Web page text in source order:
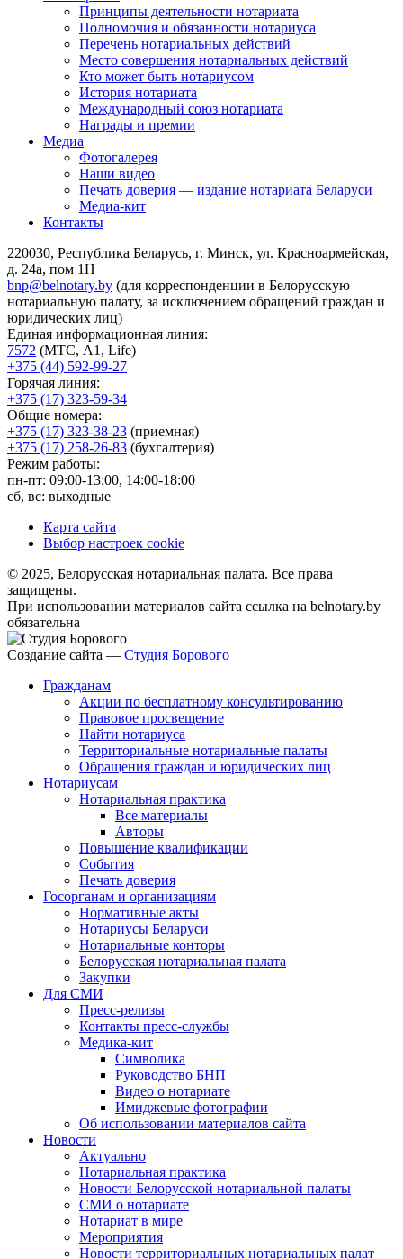
Принципы деятельности нотариата
Полномочия и обязанности нотариуса
Перечень нотариальных действий
Место совершения нотариальных действий
Кто может быть нотариусом
История нотариата
Международный союз нотариата
Награды и премии
Медиа
Фотогалерея
Наши видео
Печать доверия — издание нотариата Беларуси
Медиа-кит
Контакты
220030, Республика Беларусь, г. Минск, ул. Красноармейская,
д. 24а, пом 1Н
bnp@belnotary.by (для корреспонденции в Белорусскую
нотариальную палату, за исключением обращений граждан и
юридических лиц)
Единая информационная линия:
7572 (МТС, A1, Life)
+375 (44) 592-99-27
Горячая линия:
+375 (17) 323-59-34
Общие номера:
+375 (17) 323-38-23 (приемная)
+375 (17) 258-26-83 (бухгалтерия)
Режим работы:
пн-пт: 09:00-13:00, 14:00-18:00
сб, вс: выходные
Карта сайта
Выбор настроек cookie
© 2025, Белорусская нотариальная палата. Все права
защищены.
При использовании материалов сайта ссылка на belnotary.by
обязательна
Создание сайта — Студия Борового
Гражданам
Акции по бесплатному консультированию
Правовое просвещение
Найти нотариуса
Территориальные нотариальные палаты
Обращения граждан и юридических лиц
Нотариусам
Нотариальная практика
Все материалы
Авторы
Повышение квалификации
События
Печать доверия
Госорганам и организациям
Нормативные акты
Нотариусы Беларуси
Нотариальные конторы
Белорусская нотариальная палата
Закупки
Для СМИ
Пресс-релизы
Контакты пресс-службы
Медика-кит
Символика
Руководство БНП
Видео о нотариате
Имиджевые фотографии
Об использовании материалов сайта
Новости
Актуально
Нотариальная практика
Новости Белорусской нотариальной палаты
СМИ о нотариате
Нотариат в мире
Мероприятия
Новости территориальных нотариальных палат